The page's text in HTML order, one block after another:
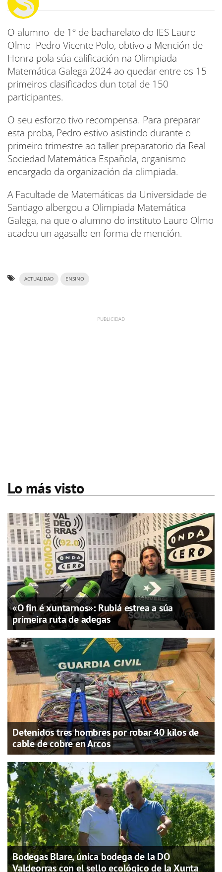
O alumno de 1º de bacharelato do IES Lauro
Olmo Pedro Vicente Polo, obtivo a Mención de
Honra pola súa calificación na Olimpiada
Matemática Galega 2024 ao quedar entre os 15
primeiros clasificados dun total de 150
participantes.
O seu esforzo tivo recompensa. Para preparar
esta proba, Pedro estivo asistindo durante o
primeiro trimestre ao taller preparatorio da Real
Sociedad Matemática Española, organismo
encargado da organización da olimpiada.
A Facultade de Matemáticas da Universidade de
Santiago albergou a Olimpiada Matemática
Galega, na que o alumno do instituto Lauro Olmo
acadou un agasallo en forma de mención.
ACTUALIDAD ENSINO
Lo más visto
«O fin é xuntarnos»: Rubiá estrea a súa
primeira ruta de adegas
Detenidos tres hombres por robar 40 kilos de
cable de cobre en Arcos
Bodegas Blare, única bodega de la DO
Valdeorras con el sello ecológico de la Xunta